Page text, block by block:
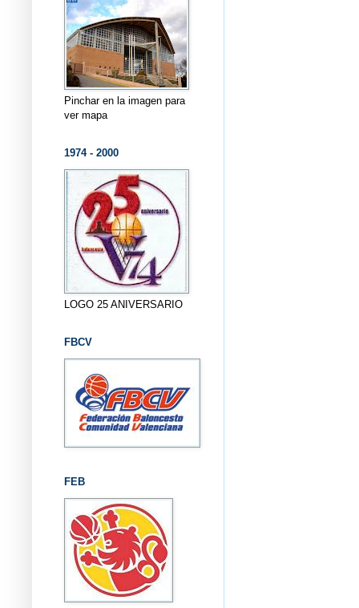
Pinchar en la imagen para
ver mapa
1974 - 2000
LOGO 25 ANIVERSARIO
FBCV
FEB